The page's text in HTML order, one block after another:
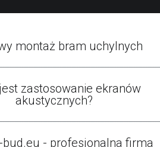
montaż bram uchylnych
zastosowanie ekranów
akustycznych?
- profesjonalna firma